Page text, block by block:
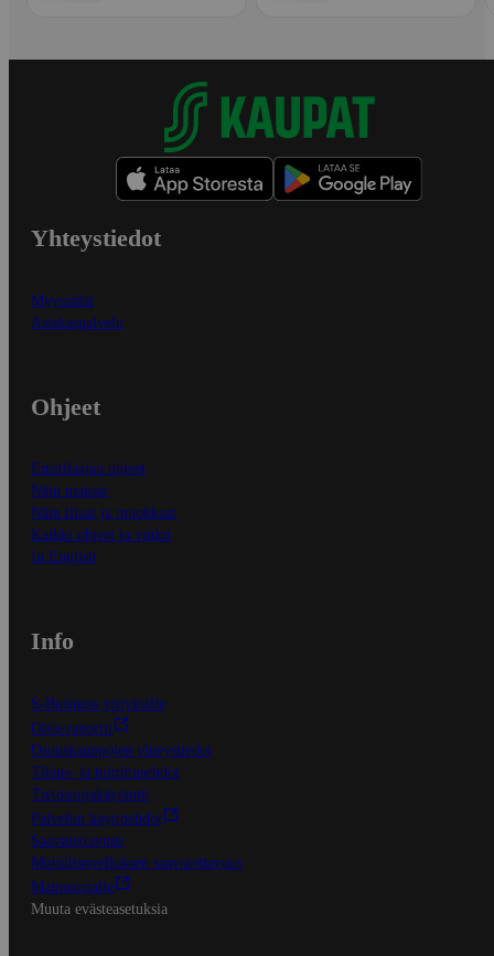
Yhteystiedot
Myymälät
Asiakaspalvelu
Ohjeet
Ensitilaajan ohjeet
Näin maksat
Näin tilaat ja muokkaat
Kaikki ohjeet ja vinkit
In English
Info
S-Business yrityksille
Oiva-raportit
Osuuskauppojen yhteystiedot
Tilaus- ja toimitusehdot
Tietosuojakäytäntö
Palvelun käyttöehdot
Saavutettavuus
Mobiilisovelluksen saavutettavuus
Mainostajalle
Muuta evästeasetuksia